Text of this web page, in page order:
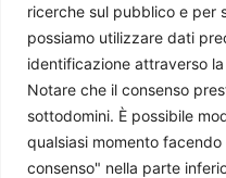
ricerche sul pubblico e per
possiamo utilizzare dati
identificazione attraverso
Notare che il consenso
sottodomini. È possibile
qualsiasi momento
consenso" nella parte
Il Caffè Geopolitico è una
2009 parliamo di politica
conoscenza accessibile e
segnano il mondo che ci
C.F./P.IVA 11078490965 -
Tribunale di Milano aut. n.398